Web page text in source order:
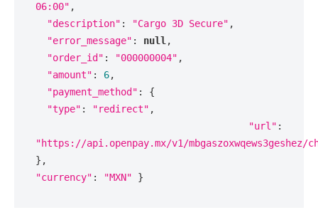
06:00" ,
"description" : "Cargo 3D Secure" ,
"error_message" : null,
"order_id" : "000000004" ,
"amount" : 6,
"payment_method" :
{
"type" : "redirect" ,
"url" :
"https://api.openpay.mx/v1/
},
"currency" : "MXN" }